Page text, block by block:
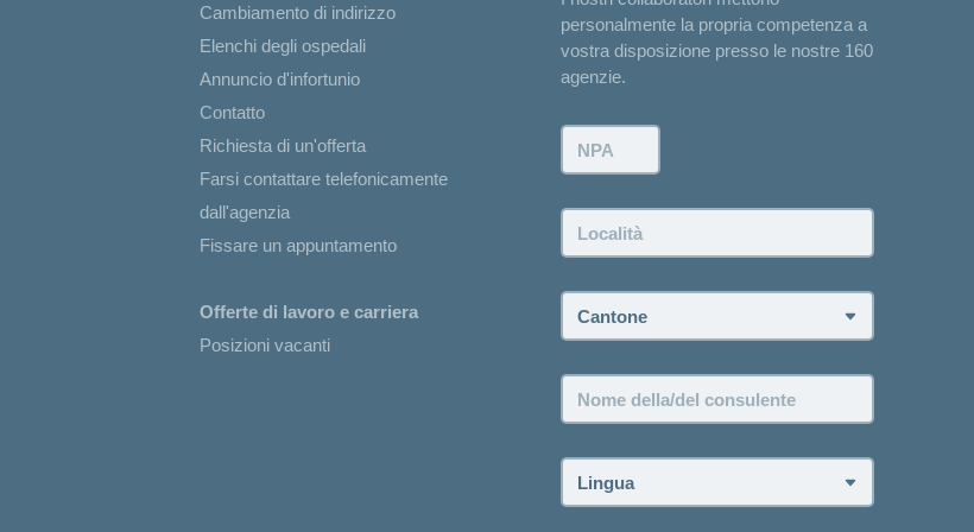
Cambiamento di indirizzo
Elenchi degli ospedali
Annuncio d'infortunio
Contatto
Richiesta di un'offerta
Farsi contattare telefonicamente
dall'agenzia
Fissare un appuntamento
Offerte di lavoro e carriera
Posizioni vacanti
personalmente la propria competenza a
vostra disposizione presso le nostre 160
agenzie.
NPA:
Località:
Cantone:
Nome
della/del
Lingua: